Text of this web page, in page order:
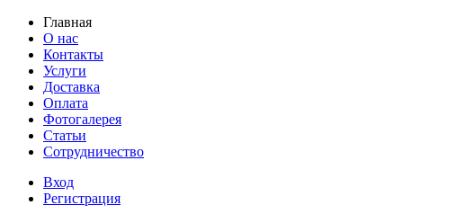
Главная
О нас
Контакты
Услуги
Доставка
Оплата
Фотогалерея
Статьи
Сотрудничество
Вход
Регистрация